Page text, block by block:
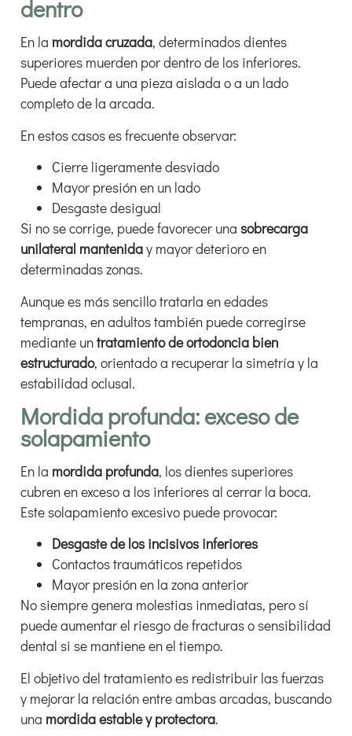
dentro
En la mordida cruzada, determinados dientes
superiores muerden por dentro de los inferiores.
Puede afectar a una pieza aislada o a un lado
completo de la arcada.
En estos casos es frecuente observar:
Cierre ligeramente desviado
Mayor presión en un lado
Desgaste desigual
Si no se corrige, puede favorecer una sobrecarga
unilateral manteniday mayor deterioro en
determinadas zonas.
Aunque es más sencillo tratarla en edades
tempranas, en adultos también puede corregirse
mediante untratamiento de ortodoncia bien
estructurado, orientado a recuperar la simetría y la
estabilidad oclusal.
Mordida profunda: exceso de
solapamiento
En la mordida profunda, los dientes superiores
cubren en exceso a los inferiores al cerrar la boca.
Este solapamiento excesivo puede provocar:
Desgaste de los incisivos inferiores
Contactos traumáticos repetidos
Mayor presión en la zona anterior
No siempre genera molestias inmediatas, pero sí
puede aumentar el riesgo de fracturas o sensibilidad
dental si se mantiene en el tiempo.
El objetivo del tratamiento es redistribuir las fuerzas
y mejorar la relación entre ambas arcadas, buscando
una mordida estable y protectora.